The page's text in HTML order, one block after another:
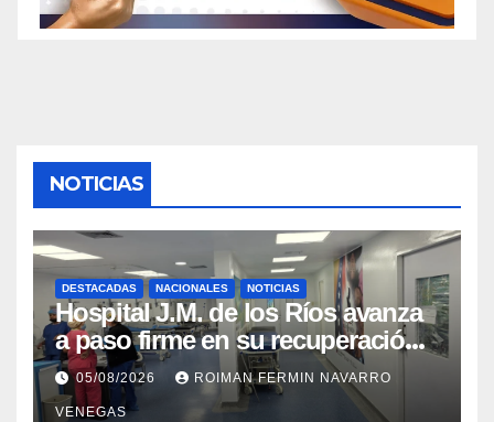
NOTICIAS
DESTACADAS NACIONALES NOTICIAS
Hospital J.M. de los Ríos avanza
a paso firme en su recuperación
tras los recientes eventos
sísmicos
05/08/2026 ROIMAN FERMIN NAVARRO
VENEGAS